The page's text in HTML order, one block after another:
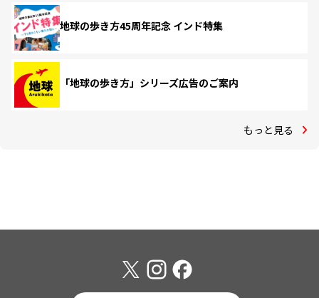
地球の歩き方45周年記念 インド特集
「地球の歩き方」シリーズ広告のご案内
もっと見る